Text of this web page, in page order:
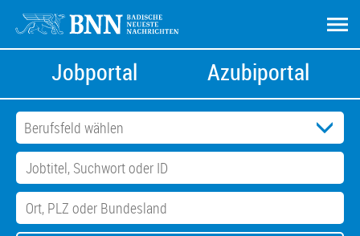
Jobportal Azubiportal